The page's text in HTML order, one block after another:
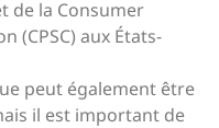
de la Consumer
(CPSC) aux États-
peut également être
il est important de